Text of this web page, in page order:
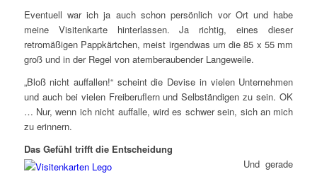
Eventuell war ich ja auch schon persönlich vor Ort und habe
meine Visitenkarte hinterlassen. Ja richtig, eines dieser
retromäßigen Pappkärtchen, meist irgendwas um die 85 x 55 mm
groß und in der Regel von atemberaubender Langeweile.
„Bloß nicht auffallen!“ scheint die Devise in vielen Unternehmen
und auch bei vielen Freiberuflern und Selbständigen zu sein. OK
… Nur, wenn ich nicht auffalle, wird es schwer sein, sich an mich
zu erinnern.
Das Gefühl trifft die Entscheidung
Und gerade